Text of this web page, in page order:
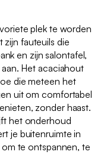
plek te worden
zijn fauteuils die
en zijn salontafel,
Het acaciahout
die meteen het
uit om comfortabel
zonder haast.
het onderhoud
je buitenruimte in
te ontspannen, te